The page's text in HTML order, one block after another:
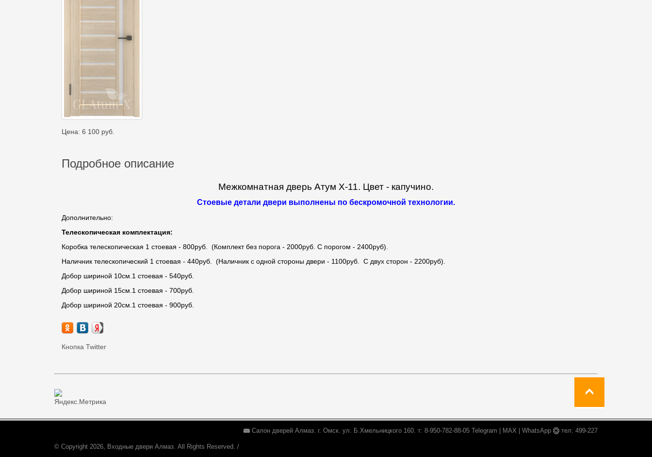
Цена: 6 100 руб.
Подробное описание
Межкомнатная дверь Атум Х-11. Цвет - капучино.
Стоевые детали двери выполнены по бескромочной технологии.
Дополнительно:
Телескопическая комплектация:
Коробка телескопическая 1 стоевая - 800руб. (Комплект без порога - 2000руб. С порогом - 2400руб).
Наличник телескопический 1 стоевая - 440руб. (Наличник с одной стороны двери - 1100руб. С двух сторон - 2200руб).
Добор шириной 10см.1 стоевая - 540руб.
Добор шириной 15см.1 стоевая - 700руб.
Добор шириной 20см.1 стоевая - 900руб.
Кнопка Twitter
© Copyright 2026, Входные двери Алмаз. All Rights Reserved. /
Салон дверей Алмаз. г. Омск. ул. Б.Хмельницкого 160. т: 8-950-782-88-05 Telegram | MAX | WhatsApp тел: 499-227